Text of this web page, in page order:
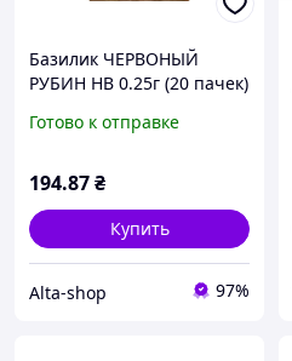
Базилик ЧЕРВОНЫЙ
РУБИН НВ 0.25г (20 пачек)
Готово к отправке
194.87₴
Купить
Alta-shop 97%